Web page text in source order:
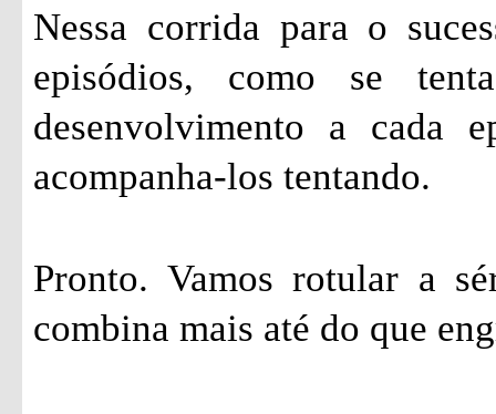
Nessa corrida para o
episódios, como se
desenvolvimento a cada
acompanha-los tentando.
Pronto. Vamos rotular a
combina mais até do que